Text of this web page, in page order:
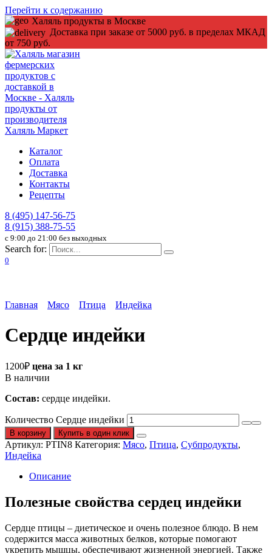
Перейти к содержанию
Халяль продукты в Москве
Доставка при заказе от 5000 руб. в пределах МКАД
от 750 руб.
Каталог
Оплата
Доставка
Контакты
Рецепты
8 (495) 147-56-75
8 (915) 388-75-55
c 9:00 до 21:00 без выходных
Search for:
0
Главная Мясо Птица Индейка
Сердце индейки
1200₽ цена за 1 кг
В наличии
Состав: сердце индейки.
Количество Сердце индейки
В корзину Купить в один клик
Артикул: PTIN8 Категория: Мясо, Птица, Субпродукты,
Индейка
Описание
Полезные свойства сердец индейки
Сердце птицы – диетическое и очень полезное блюдо. В нем
содержится масса животных белков, которые помогают
укрепить мышцы, обеспечивают жизненной энергией. Также